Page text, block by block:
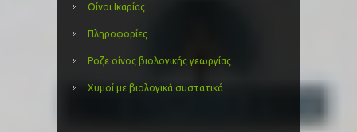
Οίνοι Ικαρίας
Πληροφορίες
Ροζε οίνος βιολογικής γεωργίας
Χυμοί με βιολογικά συστατικά